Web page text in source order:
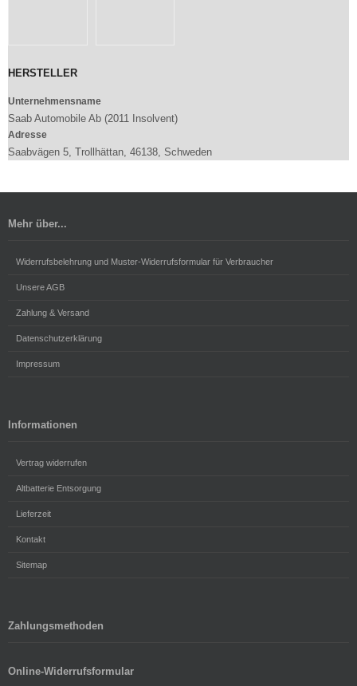
HERSTELLER
Unternehmensname
Saab Automobile Ab (2011 Insolvent)
Adresse
Saabvägen 5, Trollhättan, 46138, Schweden
Mehr über...
Widerrufsbelehrung und Muster-Widerrufsformular für Verbraucher
Unsere AGB
Zahlung & Versand
Datenschutzerklärung
Impressum
Informationen
Vertrag widerrufen
Altbatterie Entsorgung
Lieferzeit
Kontakt
Sitemap
Zahlungsmethoden
Online-Widerrufsformular